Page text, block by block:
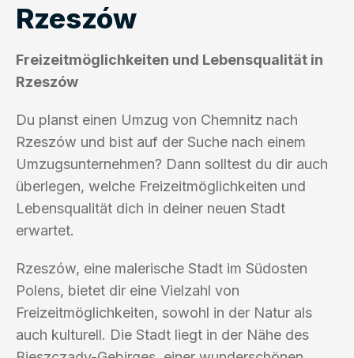
Rzeszów
Freizeitmöglichkeiten und Lebensqualität in
Rzeszów
Du planst einen Umzug von Chemnitz nach
Rzeszów und bist auf der Suche nach einem
Umzugsunternehmen? Dann solltest du dir auch
überlegen, welche Freizeitmöglichkeiten und
Lebensqualität dich in deiner neuen Stadt
erwartet.
Rzeszów, eine malerische Stadt im Südosten
Polens, bietet dir eine Vielzahl von
Freizeitmöglichkeiten, sowohl in der Natur als
auch kulturell. Die Stadt liegt in der Nähe des